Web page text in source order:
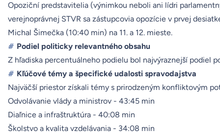
Opoziční predstavitelia (výnimkou neboli ani lídri
verejnoprávnej STVR sa zástupcovia opozície v prvej
Michal Šimečka (10:40 min) na 11. a 12. mieste.
# Podiel politicky relevantného obsahu
Z hľadiska percentuálneho podielu bol najvýraznejší podiel
# Kľúčové témy a špecifické udalosti spravodajstva
Najväčší priestor získali témy s prirodzeným konfliktovým
Odvolávanie vlády a ministrov - 43:45 min
Diaľnice a infraštruktúra - 40:08 min
Školstvo a kvalita vzdelávania - 34:08 min